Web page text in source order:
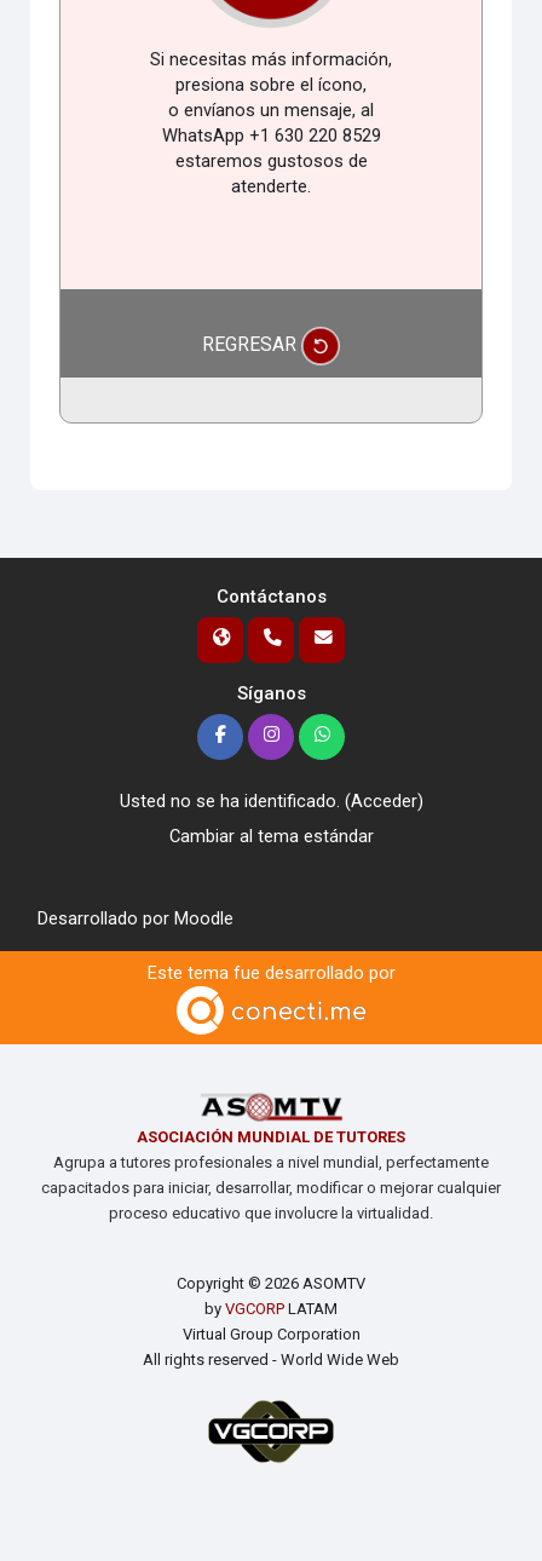
Si necesitas más información,
presiona sobre el ícono,
o envíanos un mensaje, al
WhatsApp +1 630 220 8529
estaremos gustosos de
atenderte.
REGRESAR
Contáctanos
Síganos
Usted no se ha identificado. (Acceder)
Cambiar al tema estándar
Desarrollado por Moodle
Este tema fue desarrollado por
ASOCIACIÓN MUNDIAL DE TUTORES
Agrupa a tutores profesionales a nivel mundial, perfectamente
capacitados para iniciar, desarrollar, modificar o mejorar cualquier
proceso educativo que involucre la virtualidad.
Copyright © 2026 ASOMTV
by VGCORP LATAM
Virtual Group Corporation
All rights reserved - World Wide Web